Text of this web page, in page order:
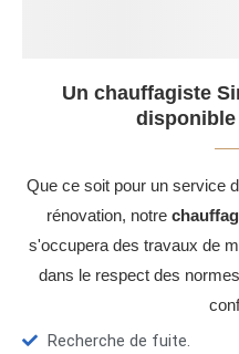
Un chauffagiste
Que ce soit pour un service
rénovation, notre
s'occupera des travaux de
dans le respect des
Recherche de fuite.